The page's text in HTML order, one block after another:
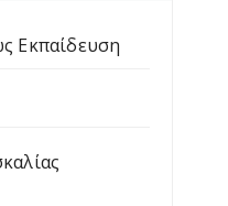
Εκπαίδευση